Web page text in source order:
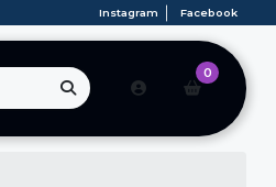
Instagram Facebook
0